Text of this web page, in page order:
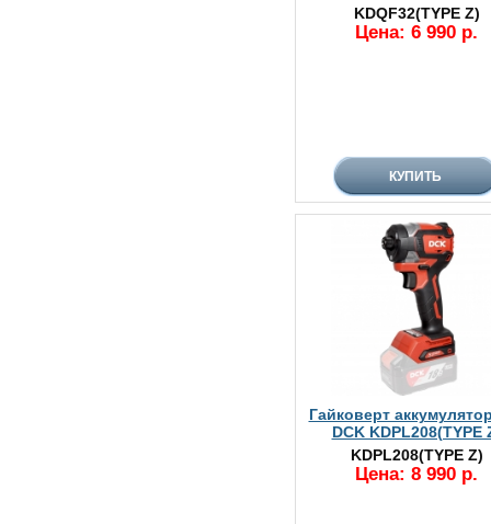
KDQF32(TYPE Z)
Цена: 6 990 р.
Гайковерт
DCK KDPL208(TYPE
KDPL208(TYPE Z)
Цена: 8 990 р.